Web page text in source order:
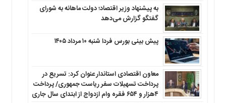
به پیشنهاد وزیر اقتصاد؛ دولت ماهانه به شورای
گفتگو گزارش می‌دهد
پیش بینی بورس فردا شنبه ۱۰ مرداد ۱۴۰۵
معاون اقتصادی استاندار عنوان کرد: تسریع در
پرداخت تسهیلات سفر ریاست جمهوری/ پرداخت
۴هزار و ۶۵۴ فقره وام ازدواج از ابتدای سال جاری